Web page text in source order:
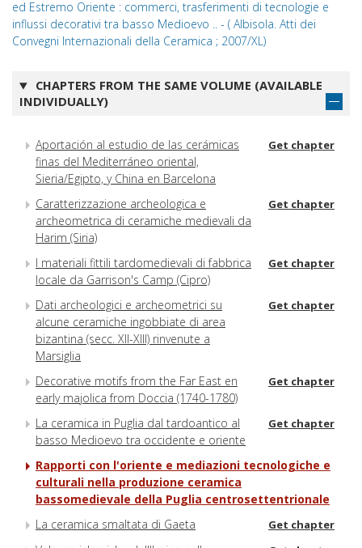
ed Estremo Oriente : commerci, trasferimenti di tecnologie e
influssi decorativi tra basso Medioevo .. - ( Albisola. Atti dei
Convegni Internazionali della Ceramica ; 2007/XL)
CHAPTERS FROM THE SAME VOLUME (AVAILABLE
INDIVIDUALLY)
Aportación al estudio de las cerámicas
finas del Mediterráneo oriental,
Sieria/Egipto, y China en Barcelona
Get chapter
Caratterizzazione archeologica e
archeometrica di ceramiche medievali da
Harim (Siria)
Get chapter
I materiali fittili tardomedievali di fabbrica
locale da Garrison's Camp (Cipro)
Get chapter
Dati archeologici e archeometrici su
alcune ceramiche ingobbiate di area
bizantina (secc. XII-XIII) rinvenute a
Marsiglia
Get chapter
Decorative motifs from the Far East en
early majolica from Doccia (1740-1780)
Get chapter
La ceramica in Puglia dal tardoantico al
basso Medioevo tra occidente e oriente
Get chapter
Rapporti con l'oriente e mediazioni tecnologiche e
culturali nella produzione ceramica
bassomedievale della Puglia centrosettentrionale
La ceramica smaltata di Gaeta
Get chapter